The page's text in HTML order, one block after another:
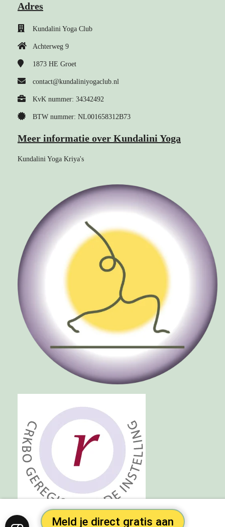
Meld je direct gratis aan
Adres
Kundalini Yoga Club
Achterweg 9
1873 HE Groet
contact@kundaliniyogaclub.nl
KvK nummer: 34342492
BTW nummer: NL001658312B73
Meer informatie over Kundalini Yoga
Kundalini Yoga Kriya's